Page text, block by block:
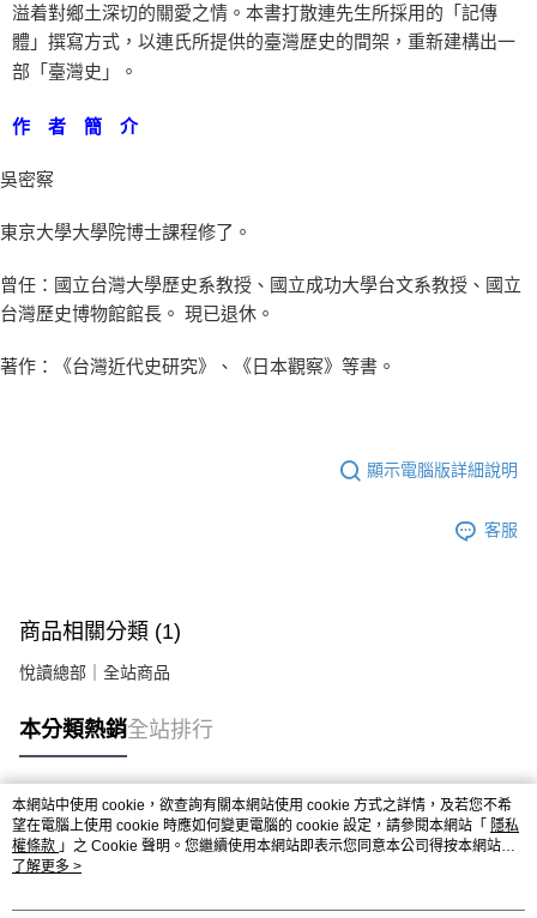
溢着對鄉土深切的關愛之情。本書打散連先生所採用的「記傳
體」撰寫方式，以連氏所提供的臺灣歷史的間架，重新建構出一
部「臺灣史」。
作 者 簡 介
吳密察
東京大學大學院博士課程修了。
曾任：國立台灣大學歷史系教授、國立成功大學台文系教授、國立
台灣歷史博物館館長。 現已退休。
著作：《台灣近代史研究》、《日本觀察》等書。
顯示電腦版詳細說明
客服
商品相關分類 (1)
悅讀總部｜全站商品
本分類熱銷全站排行
熱門標籤
本網站中使用 cookie，欲查詢有關本網站使用 cookie 方式之詳情，及若您不希
望在電腦上使用 cookie 時應如何變更電腦的 cookie 設定，請參閱本網站「 隱私
權條款 」之 Cookie 聲明。您繼續使用本網站即表示您同意本公司得按本網站使
用條款之 Cookie 聲明使用 cookie。
了解更多 >